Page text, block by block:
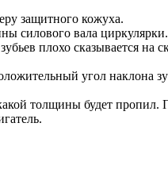
защитного кожуха.
силового вала циркулярки.
плохо сказывается на
угол наклона
толщины будет